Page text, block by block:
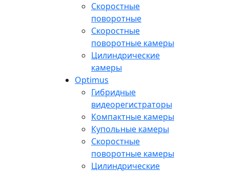
Скоростные
поворотные
Скоростные
поворотные камеры
Цилиндрические
камеры
Optimus
Гибридные
видеорегистраторы
Компактные камеры
Купольные камеры
Скоростные
поворотные камеры
Цилиндрические